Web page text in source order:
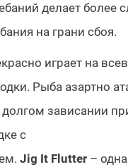
делает более
на грани сбоя.
играет на
Рыба азартно
зависании
с
Jig It Flutter –